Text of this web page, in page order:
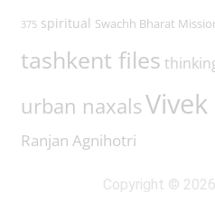
375 spiritual Swachh Bharat
tashkent files
urban naxals
Ranjan Agnihotri
Copyright ©